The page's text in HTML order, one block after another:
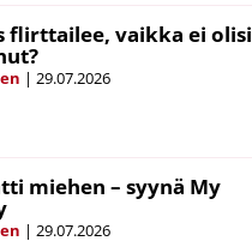
flirttailee, vaikka ei olisi
| 29.07.2026
miehen – syynä My
| 29.07.2026